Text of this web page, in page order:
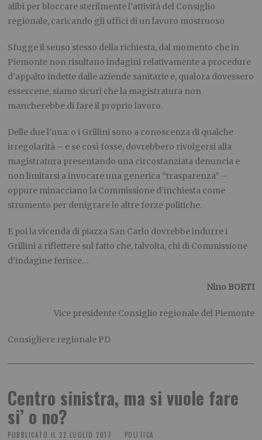
alibi per bloccare sterilmente l’attività del Consiglio
regionale, caricando gli uffici di un lavoro mostruoso
Sfugge il senso stesso della richiesta, dal momento che in
Piemonte non risultano indagini relativamente a procedure
d’appalto indette dalle aziende sanitarie e, qualora dovessero
essercene, siamo sicuri che la magistratura non
mancherebbe di fare il proprio lavoro.
Delle due l’una: o i Grillini sono a conoscenza di qualche
irregolarità – e se così fosse, dovrebbero rivolgersi alla
magistratura presentando una circostanziata denuncia e
non limitarsi a invocare una generica “trasparenza” –
oppure minacciano la Commissione d’inchiesta come
strumento per denigrare le altre forze politiche.
E poi la vicenda di piazza San Carlo dovrebbe indurre i
Grillini a riflettere sul fatto che, talvolta, chi di Commissione
d’indagine ferisce…
Nino BOETI
Vice presidente Consiglio regionale del Piemonte
Consigliere regionale PD
Centro sinistra, ma si vuole fare
si’ o no?
PUBBLICATO IL 22 LUGLIO 2017 POLITICA